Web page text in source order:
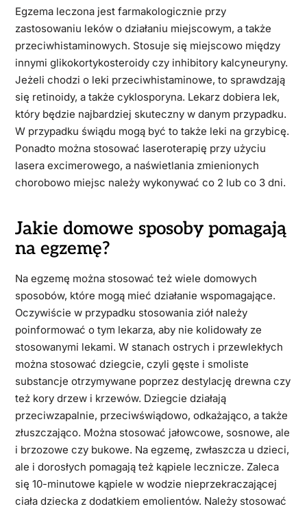
Egzema leczona jest farmakologicznie przy
zastosowaniu leków o działaniu miejscowym, a także
przeciwhistaminowych. Stosuje się miejscowo między
innymi glikokortykosteroidy czy inhibitory kalcyneuryny.
Jeżeli chodzi o leki przeciwhistaminowe, to sprawdzają
się retinoidy, a także cyklosporyna. Lekarz dobiera lek,
który będzie najbardziej skuteczny w danym przypadku.
W przypadku świądu mogą być to także leki na grzybicę.
Ponadto można stosować laseroterapię przy użyciu
lasera excimerowego, a naświetlania zmienionych
chorobowo miejsc należy wykonywać co 2 lub co 3 dni.
Jakie domowe sposoby pomagają
na egzemę?
Na egzemę można stosować też wiele domowych
sposobów, które mogą mieć działanie wspomagające.
Oczywiście w przypadku stosowania ziół należy
poinformować o tym lekarza, aby nie kolidowały ze
stosowanymi lekami. W stanach ostrych i przewlekłych
można stosować dziegcie, czyli gęste i smoliste
substancje otrzymywane poprzez destylację drewna czy
też kory drzew i krzewów. Dziegcie działają
przeciwzapalnie, przeciwświądowo, odkażająco, a także
złuszczająco. Można stosować jałowcowe, sosnowe, ale
i brzozowe czy bukowe. Na egzemę, zwłaszcza u dzieci,
ale i dorosłych pomagają też kąpiele lecznicze. Zaleca
się 10-minutowe kąpiele w wodzie nieprzekraczającej
ciała dziecka z dodatkiem emolientów. Należy stosować